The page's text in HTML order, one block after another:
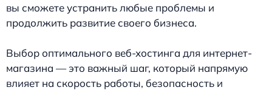
вы сможете устранить любые проблемы и
продолжить развитие своего бизнеса.
Выбор оптимального веб-хостинга для интернет-
магазина — это важный шаг, который напрямую
влияет на скорость работы, безопасность и